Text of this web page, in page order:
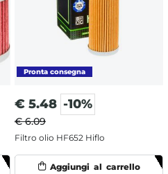
€ 5.48 -10%
€ 6.09
Filtro olio HF652 Hiflo